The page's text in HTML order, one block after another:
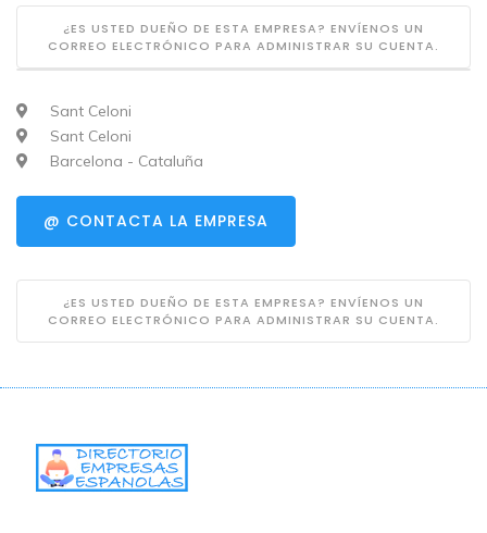
¿ES USTED DUEÑO DE ESTA EMPRESA? ENVÍENOS UN
CORREO ELECTRÓNICO PARA ADMINISTRAR SU CUENTA.
Sant Celoni
Sant Celoni
Barcelona - Cataluña
@ CONTACTA LA EMPRESA
¿ES USTED DUEÑO DE ESTA EMPRESA? ENVÍENOS UN
CORREO ELECTRÓNICO PARA ADMINISTRAR SU CUENTA.